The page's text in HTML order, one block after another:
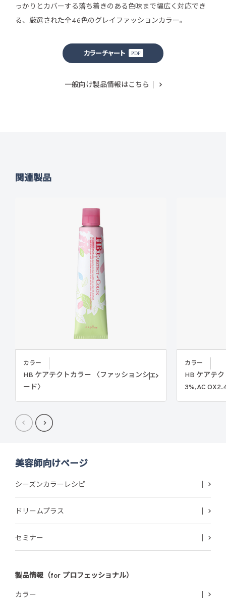
っかりとカバーする落ち着きのある色味まで幅広く対応でき
る、厳選された全46色のグレイファッションカラー。
カラーチャート
一般向け製品情報はこちら
関連製品
カラー
HB ケアテクトカラー 〈ファッションシェ
ード〉
カラー
HB ケアテ
3%,AC
美容師向けページ
シーズンカラーレシピ
ドリームプラス
セミナー
製品情報（for プロフェッショナル）
カラー